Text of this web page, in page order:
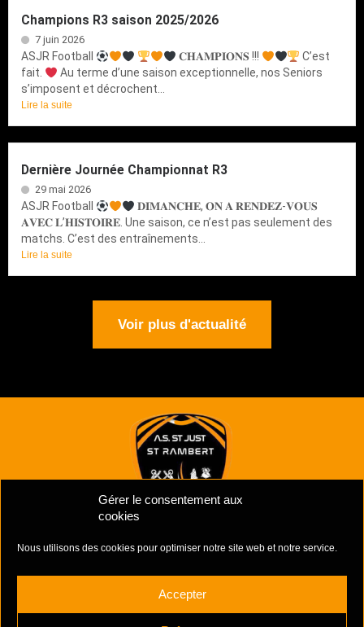
Gérer le consentement aux
cookies
Nous utilisons des cookies pour optimiser notre site web et notre service.
Accepter
Champions R3 saison 2025/2026
7 juin 2026
ASJR Football 𝐂𝐇𝐀𝐌𝐏𝐈𝐎𝐍𝐒 !!!
C’est
fait.
Au terme d’une saison exceptionnelle, nos Seniors
s’imposent et décrochent...
Lire la suite
Dernière Journée Championnat R3
29 mai 2026
ASJR Football
𝐃𝐈𝐌𝐀𝐍𝐂𝐇𝐄, 𝐎𝐍 𝐀 𝐑𝐄𝐍𝐃𝐄𝐙-𝐕𝐎𝐔𝐒
𝐀𝐕𝐄𝐂 𝐋’𝐇𝐈𝐒𝐓𝐎𝐈𝐑𝐄. Une saison, ce n’est pas seulement des
matchs. C’est des entraînements...
Lire la suite
Voir plus d'actualité
Mentions Légales –
Complexe Sportif Des Unchats,